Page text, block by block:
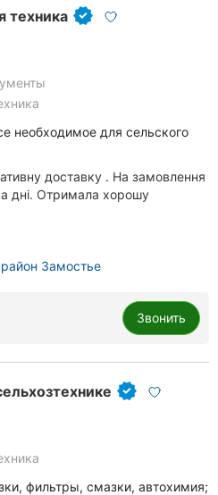
техника
необходимое для сельского
доставку . На замовлення
дні. Отримала хорошу
Замостье
Звонить
фильтры, смазки, автохимия;